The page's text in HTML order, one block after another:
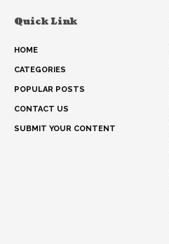
Quick Link
HOME
CATEGORIES
POPULAR POSTS
CONTACT US
SUBMIT YOUR CONTENT